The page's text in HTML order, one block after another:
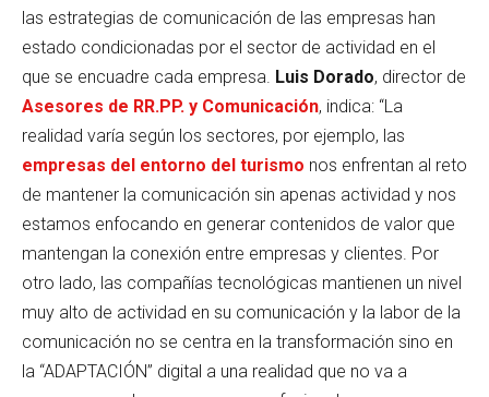
las estrategias de comunicación de las empresas han
estado condicionadas por el sector de actividad en el
que se encuadre cada empresa. Luis Dorado, director de
Asesores de RR.PP. y Comunicación, indica: “La
realidad varía según los sectores, por ejemplo, las
empresas del entorno del turismo nos enfrentan al reto
de mantener la comunicación sin apenas actividad y nos
estamos enfocando en generar contenidos de valor que
mantengan la conexión entre empresas y clientes. Por
otro lado, las compañías tecnológicas mantienen un nivel
muy alto de actividad en su comunicación y la labor de la
comunicación no se centra en la transformación sino en
la “ADAPTACIÓN” digital a una realidad que no va a